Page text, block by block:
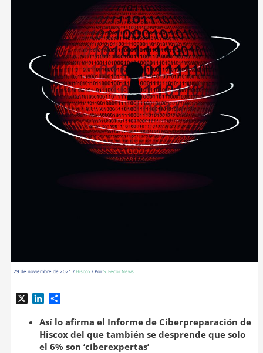
29 de noviembre de 2021 /Hiscox/ PorS. Fecor News
n
k
e
m
p
a
Así lo afirma el Informe de Ciberpreparación de
Hiscox del que también se desprende que solo
el 6% son ‘ciberexpertas’